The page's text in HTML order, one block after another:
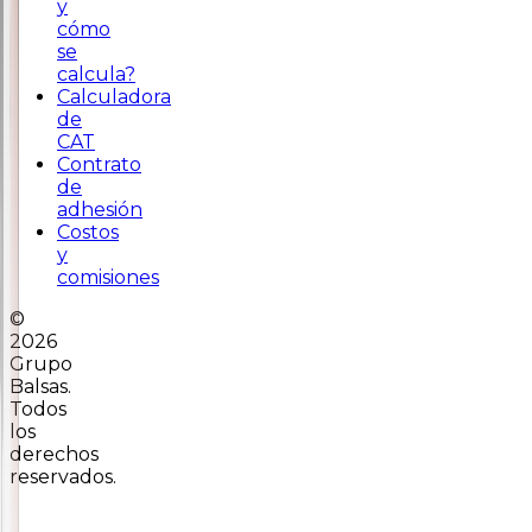
y
cómo
se
calcula?
Calculadora
de
CAT
Contrato
de
adhesión
Costos
y
comisiones
©
2026
Grupo
Balsas.
Todos
los
derechos
reservados.